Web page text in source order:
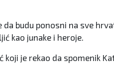
budu ponosni na sve
kao junake i heroje.
je rekao da spomenik